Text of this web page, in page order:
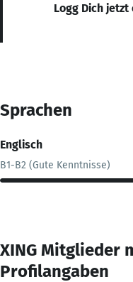
Logg Dich
Sprachen
Englisch
B1-B2 (Gute Kenntnisse)
XING Mitglieder
Profilangaben